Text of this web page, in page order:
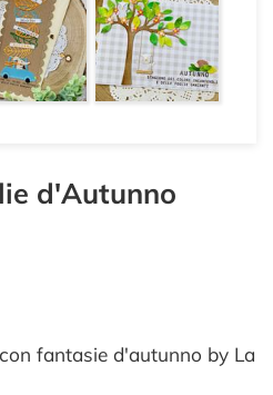
d'Autunno
fantasie d'autunno by La